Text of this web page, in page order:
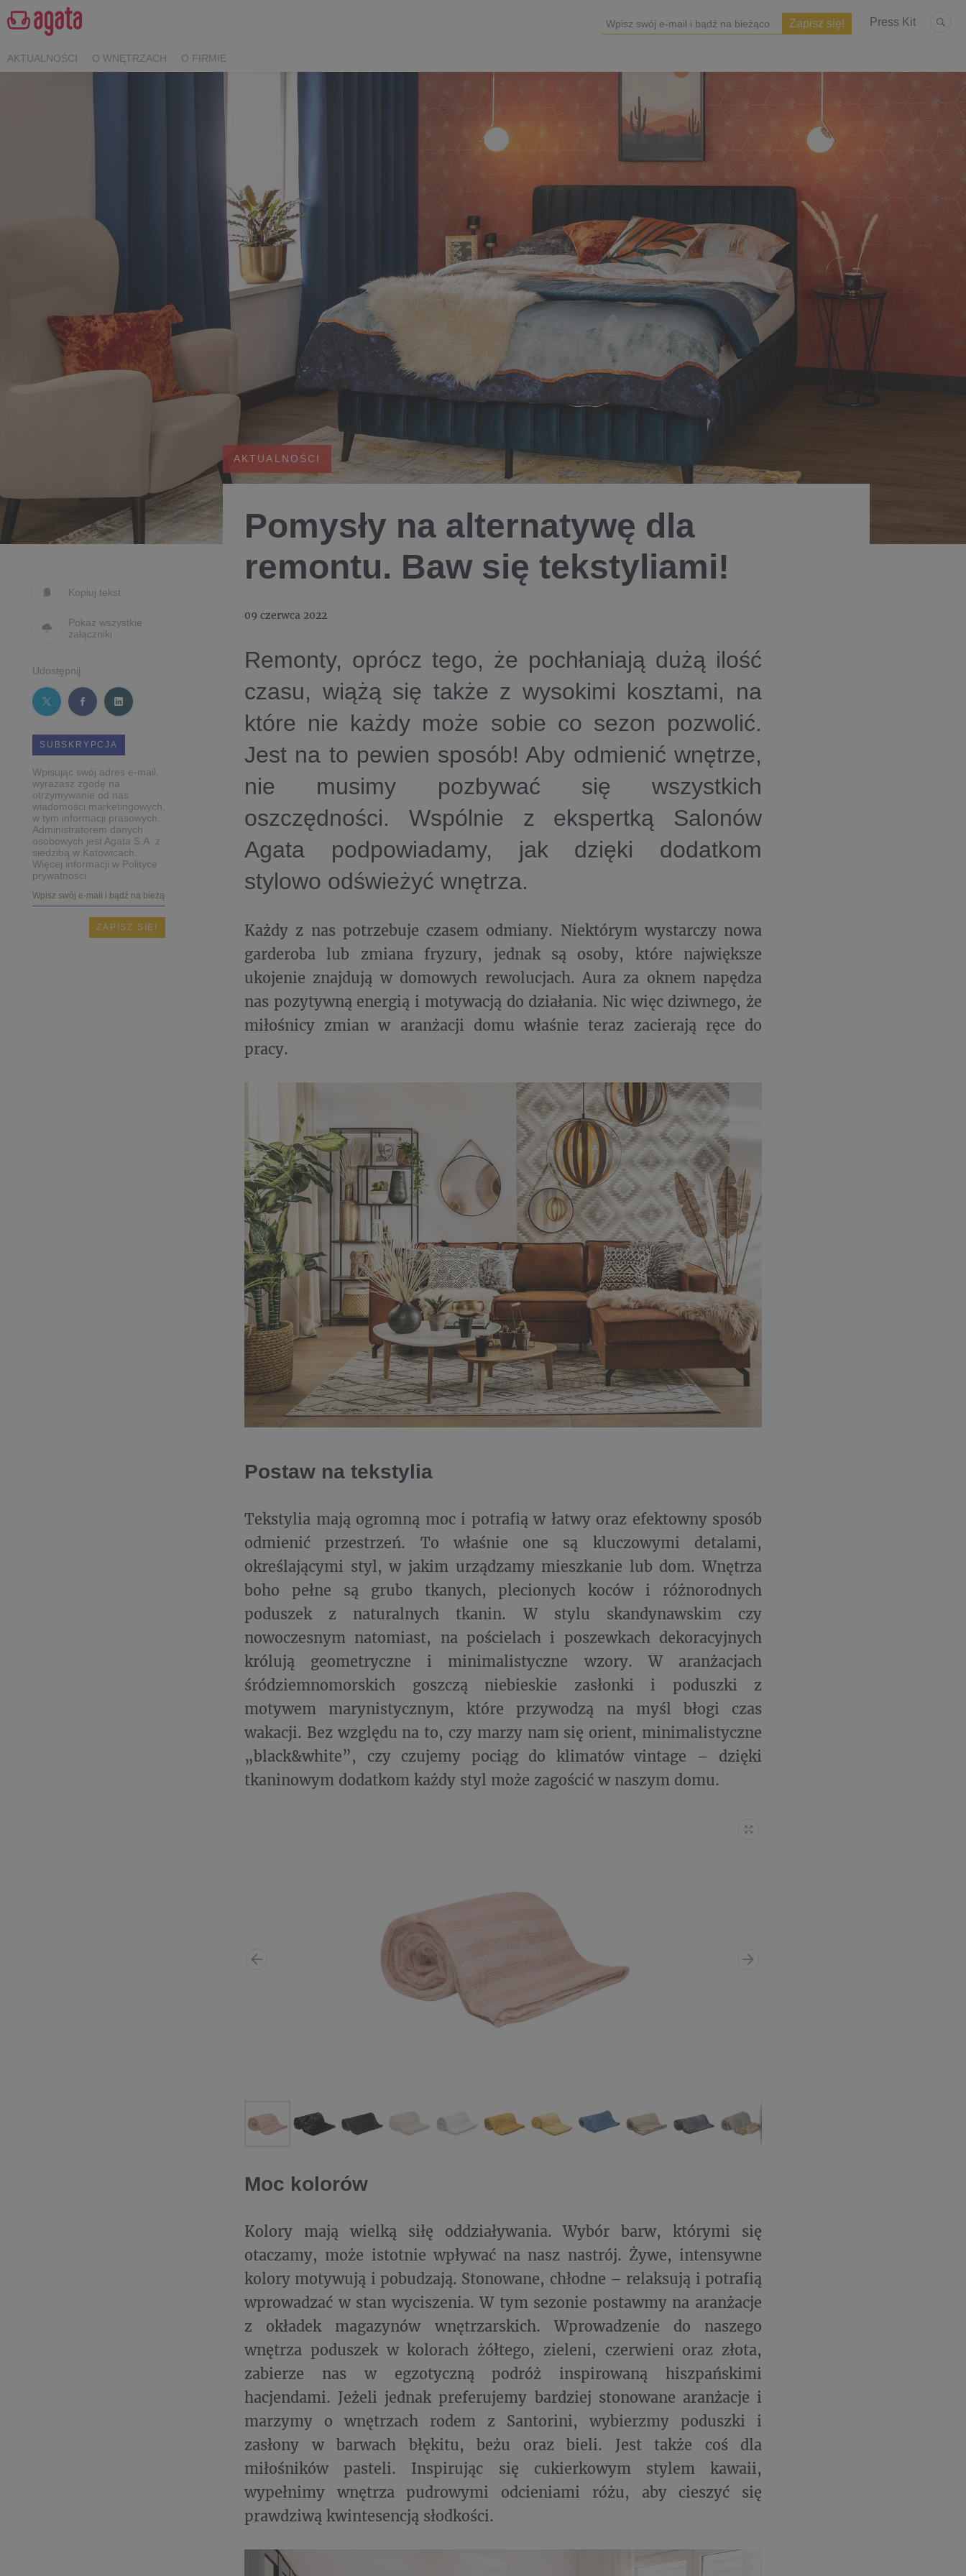
Press Kit
AKTUALNOŚCI O WNĘTRZACH O FIRMIE
Kopiuj tekst
Pokaż wszystkie
załączniki
Udostępnij
SUBSKRYPCJA
Wpisując swój adres e-mail,
wyrażasz zgodę na
otrzymywanie od nas
wiadomości marketingowych,
w tym informacji prasowych.
Administratorem danych
osobowych jest Agata S.A. z
siedzibą w Katowicach.
Więcej informacji w Polityce
prywatności.
AKTUALNOŚCI
Pomysły na alternatywę dla
remontu. Baw się tekstyliami!
09 czerwca 2022
Remonty, oprócz tego, że pochłaniają dużą ilość
czasu, wiążą się także z wysokimi kosztami, na
które nie każdy może sobie co sezon pozwolić.
Jest na to pewien sposób! Aby odmienić wnętrze,
nie musimy pozbywać się wszystkich
oszczędności. Wspólnie z ekspertką Salonów
Agata podpowiadamy, jak dzięki dodatkom
stylowo odświeżyć wnętrza.
Każdy z nas potrzebuje czasem odmiany. Niektórym wystarczy nowa
garderoba lub zmiana fryzury, jednak są osoby, które największe
ukojenie znajdują w domowych rewolucjach. Aura za oknem napędza
nas pozytywną energią i motywacją do działania. Nic więc dziwnego, że
miłośnicy zmian w aranżacji domu właśnie teraz zacierają ręce do
pracy.
Postaw na tekstylia
Tekstylia mają ogromną moc i potrafią w łatwy oraz efektowny sposób
odmienić przestrzeń. To właśnie one są kluczowymi detalami,
określającymi styl, w jakim urządzamy mieszkanie lub dom. Wnętrza
boho pełne są grubo tkanych, plecionych koców i różnorodnych
poduszek z naturalnych tkanin. W stylu skandynawskim czy
nowoczesnym natomiast, na pościelach i poszewkach dekoracyjnych
królują geometryczne i minimalistyczne wzory. W aranżacjach
śródziemnomorskich goszczą niebieskie zasłonki i poduszki z
motywem marynistycznym, które przywodzą na myśl błogi czas
wakacji. Bez względu na to, czy marzy nam się orient, minimalistyczne
„black&white”, czy czujemy pociąg do klimatów vintage – dzięki
tkaninowym dodatkom każdy styl może zagościć w naszym domu.
Moc kolorów
Kolory mają wielką siłę oddziaływania. Wybór barw, którymi się
otaczamy, może istotnie wpływać na nasz nastrój. Żywe, intensywne
kolory motywują i pobudzają. Stonowane, chłodne – relaksują i potrafią
wprowadzać w stan wyciszenia. W tym sezonie postawmy na aranżacje
z okładek magazynów wnętrzarskich. Wprowadzenie do naszego
wnętrza poduszek w kolorach żółtego, zieleni, czerwieni oraz złota,
zabierze nas w egzotyczną podróż inspirowaną hiszpańskimi
hacjendami. Jeżeli jednak preferujemy bardziej stonowane aranżacje i
marzymy o wnętrzach rodem z Santorini, wybierzmy poduszki i
zasłony w barwach błękitu, beżu oraz bieli. Jest także coś dla
miłośników pasteli. Inspirując się cukierkowym stylem kawaii,
wypełnimy wnętrza pudrowymi odcieniami różu, aby cieszyć się
prawdziwą kwintesencją słodkości.